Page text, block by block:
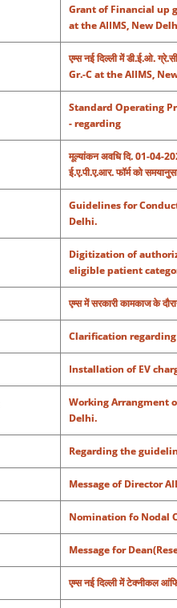
Grant of Financial up
at the AIIMS, New
एम्स नई दिल्ली में डी.ई.ओ.
Gr.-C at the AIIMS,
Standard Operating
- regarding
मूल्यांकन अवधि दि. 01-04-
ई.ए.पी.ए.आर. फॉर्म को
Guidelines for
Delhi.
Digitization of
eligible patient
एम्स में सरकारी कामकाज के
Clarification regarding
Installation of EV
Working Arrangment
Delhi.
Regarding the
Message of Director
Nomination fo Nodal
Message for
एम्स नई दिल्ली में टेक्नीकल